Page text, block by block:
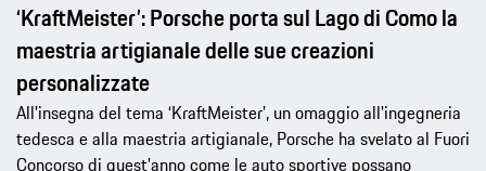
‘KraftMeister’: Porsche porta sul Lago di Como la
maestria artigianale delle sue creazioni
personalizzate
All'insegna del tema ‘KraftMeister’, un omaggio all'ingegneria
tedesca e alla maestria artigianale, Porsche ha svelato al Fuori
Concorso di quest'anno come le auto sportive possano